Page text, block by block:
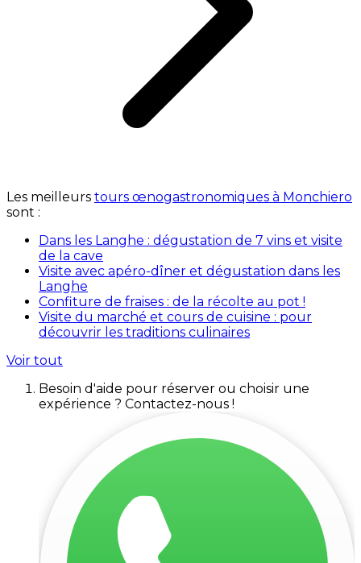
Les meilleurs tours œnogastronomiques à Monchiero
sont :
Dans les Langhe : dégustation de 7 vins et visite
de la cave
Visite avec apéro-dîner et dégustation dans les
Langhe
Confiture de fraises : de la récolte au pot !
Visite du marché et cours de cuisine : pour
découvrir les traditions culinaires
Voir tout
Besoin d'aide pour réserver ou choisir une
expérience ? Contactez-nous !